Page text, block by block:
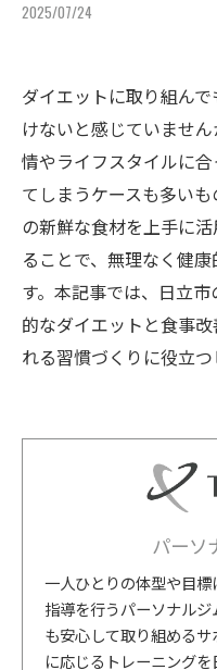
2025/07/24
ダイエットに取り組ん
けないと感じていませ
情やライフスタイルに
てしまうケースも多い
の新鮮な食材を上手に
ることで、無理なく健
す。本記事では、日立
的なダイエットと食事
れる習慣づくりに役立つ
パーソ
一人ひとりの体型や目
指導を行うパーソナル
も安心して取り組める
に応じるトレーニングを